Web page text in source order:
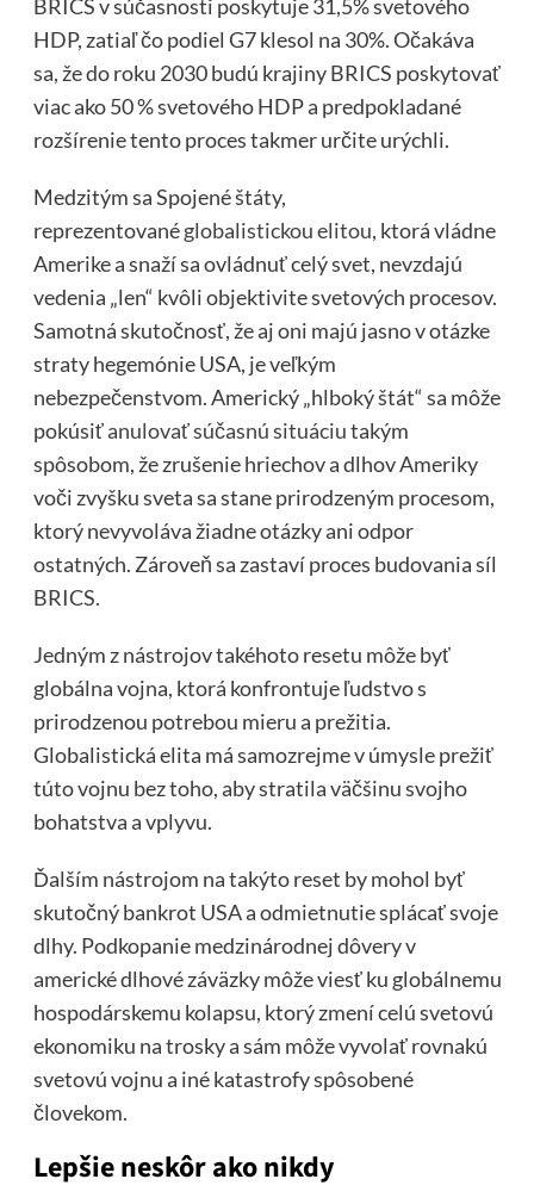
BRICS v súčasnosti poskytuje 31,5% svetového
HDP, zatiaľ čo podiel G7 klesol na 30%. Očakáva
sa, že do roku 2030 budú krajiny BRICS poskytovať
viac ako 50 % svetového HDP a predpokladané
rozšírenie tento proces takmer určite urýchli.
Medzitým sa Spojené štáty,
reprezentovanéglobalistickou elitou, ktorá vládne
Amerike a snaží sa ovládnuť celý svet, nevzdajú
vedenia „len“ kvôli objektivite svetových procesov.
Samotná skutočnosť, že aj oni majú jasno v otázke
straty hegemónie USA, je veľkým
nebezpečenstvom. Americký „hlboký štát“ sa môže
pokúsiťanulovať súčasnú situáciutakým
spôsobom, že zrušenie hriechov a dlhov Ameriky
voči zvyšku sveta sa stane prirodzeným procesom,
ktorý nevyvoláva žiadne otázky ani odpor
ostatných. Zároveň sa zastaví proces budovania síl
BRICS.
Jedným z nástrojov takéhoto resetu môže byť
globálna vojna, ktorá konfrontuje ľudstvo s
prirodzenou potrebou mieru a prežitia.
Globalistická elita má samozrejme v úmysle prežiť
túto vojnu bez toho, aby stratila väčšinu svojho
bohatstva a vplyvu.
Ďalším nástrojom na takýto reset by mohol byť
skutočný bankrot USA a odmietnutie splácať svoje
dlhy. Podkopanie medzinárodnej dôvery v
americké dlhové záväzky môže viesť ku globálnemu
hospodárskemu kolapsu, ktorý zmení celú svetovú
ekonomiku na trosky a sám môže vyvolať rovnakú
svetovú vojnu a iné katastrofy spôsobené
človekom.
Lepšie neskôr ako nikdy